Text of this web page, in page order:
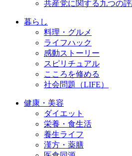
共産党に関する九つの
暮らし
料理・グルメ
ライフハック
感動ストーリー
スピリチュアル
こころを修める
社会問題（LIFE）
健康・美容
ダイエット
栄養・食生活
養生ライフ
漢方・薬膳